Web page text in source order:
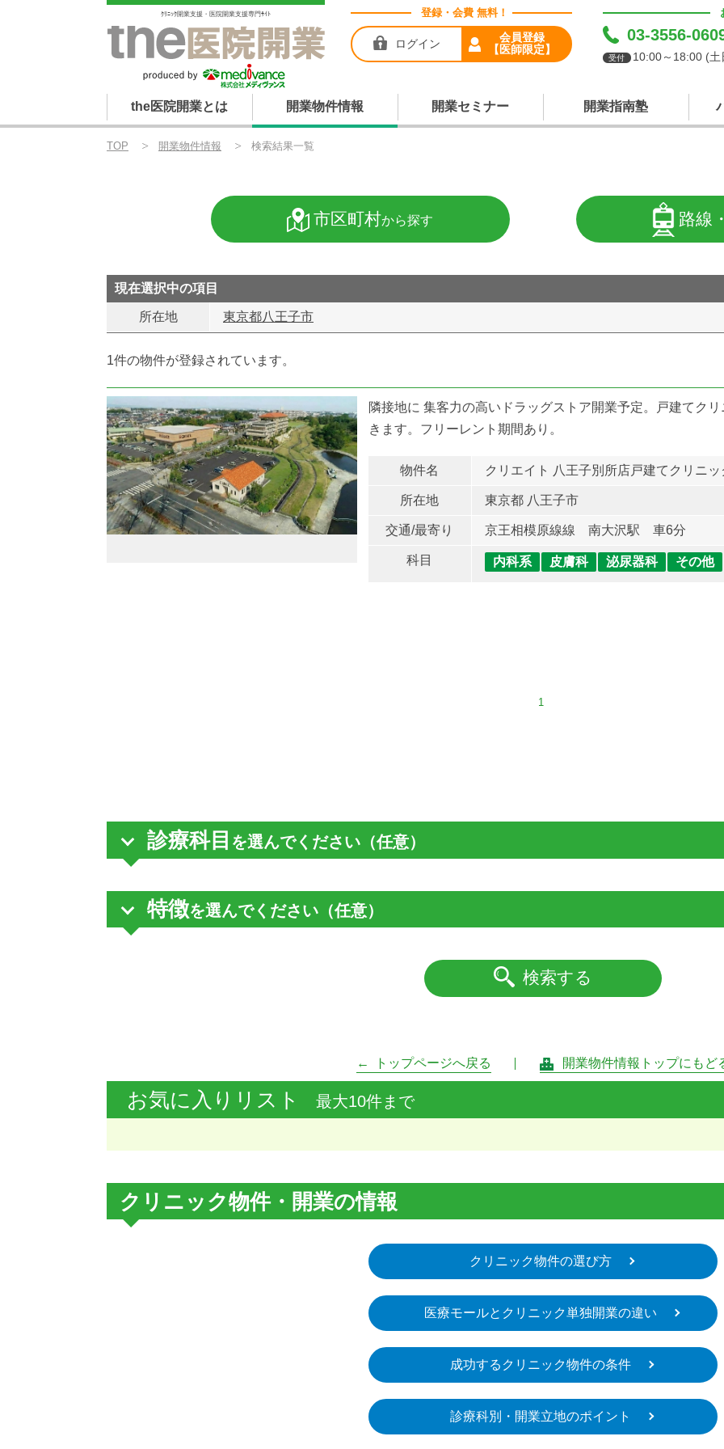
ｸﾘﾆｯｸ開業支援・医院開業支援専門ｻｲﾄ 登録・会費 無料！
ログイン
会員登録
【医師限定】
03-3556-
受付 10:00～18:00 (土
the医院開業とは 開業物件情報 開業セミナー 開業指南塾
TOP 開業物件情報 検索結果一覧
市区町村から探す 路線
現在選択中の項目
所在地 東京都八王子市
1件の物件が登録されています。
隣接地に 集客力の高いドラッグストア開業予定。戸建てク
きます。フリーレント期間あり。
物件名 クリエイト 八王子別所店戸建てクリニッ
所在地 東京都 八王子市
交通/最寄り 京王相模原線線 南大沢駅 車6分
科目 内科系 皮膚科 泌尿器科 その他
1
診療科目 を選んでください（任意）
特徴を選んでください（任意）
検索する
トップページへ戻る 開業物件情報トップにもど
お気に入りリスト 最大10件まで
クリニック物件・開業の情報
クリニック物件の選び方
医療モールとクリニック単独開業の違い
成功するクリニック物件の条件
診療科別・開業立地のポイント